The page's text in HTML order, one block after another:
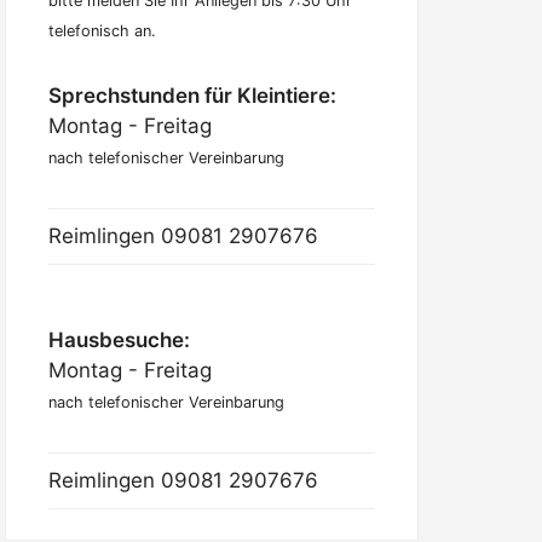
telefonisch an.
Sprechstunden für Kleintiere:
Montag - Freitag
nach telefonischer Vereinbarung
Reimlingen 09081 2907676
Hausbesuche:
Montag - Freitag
nach telefonischer Vereinbarung
Reimlingen 09081 2907676